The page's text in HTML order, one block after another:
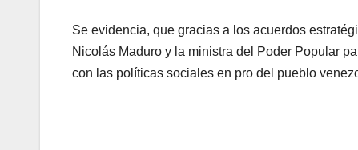
Se evidencia, que gracias a los acuerdos
Nicolás Maduro y la ministra del Poder Popular
con las políticas sociales en pro del pueblo